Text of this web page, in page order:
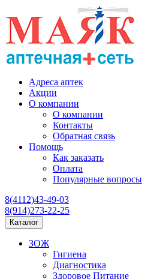
Адреса аптек
Акции
О компании
О компании
Контакты
Обратная связь
Помощь
Как заказать
Оплата
Популярные вопросы
8(4112)43-49-03
8(914)273-22-25
Каталог
ЗОЖ
Гигиена
Диагностика
Здоровое Питание